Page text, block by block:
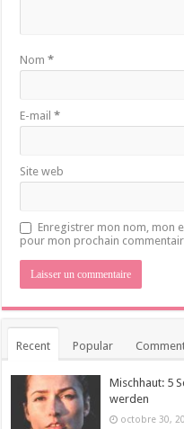
Nom*
E-mail*
Site web
Enregistrer mon nom, mon
pour mon prochain
Recent Popular
Mischhaut: 5
werden
octobre 30,